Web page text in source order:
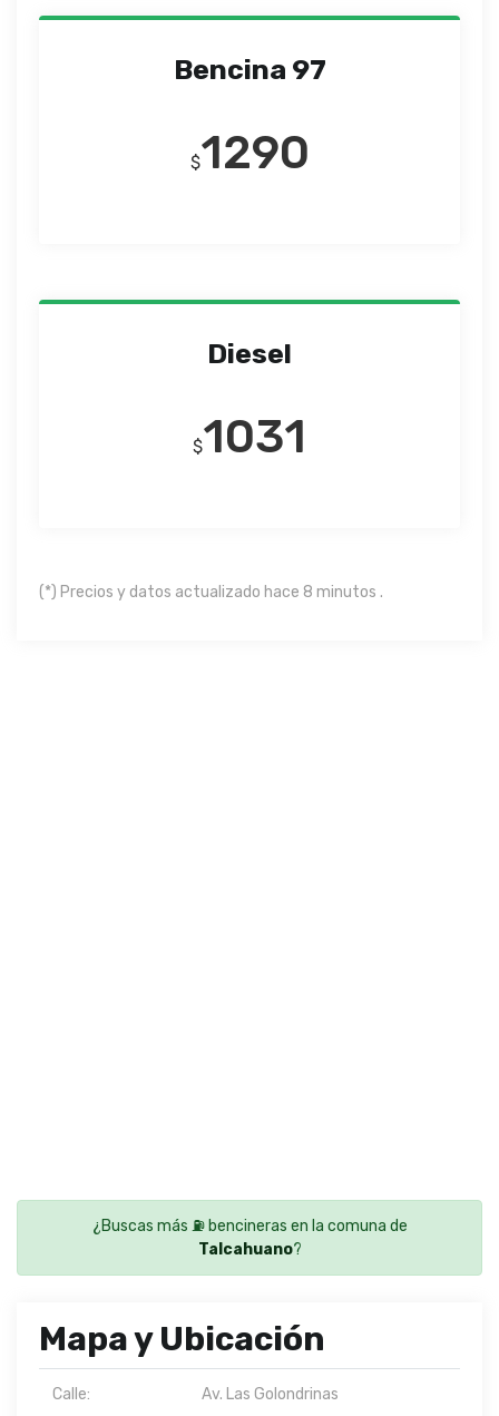
Bencina 97
$1290
Diesel
$1031
(*) Precios y datos actualizado hace 8 minutos .
¿Buscas más ⛽ bencineras en la comuna de
Talcahuano?
Mapa y Ubicación
Calle: Av. Las Golondrinas